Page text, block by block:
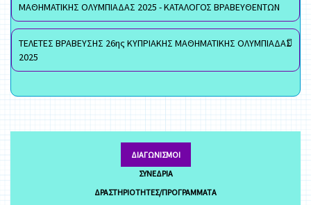
ΜΑΘΗΜΑΤΙΚΗΣ ΟΛΥΜΠΙΑΔΑΣ 2025 - ΚΑΤΑΛΟΓΟΣ ΒΡΑΒΕΥΘΕΝΤΩΝ
ΤΕΛΕΤΕΣ ΒΡΑΒΕΥΣΗΣ 26ης ΚΥΠΡΙΑΚΗΣ ΜΑΘΗΜΑΤΙΚΗΣ ΟΛΥΜΠΙΑΔΑΣ
2025
ΔΙΑΓΩΝΙΣΜΟΊ
ΣΥΝΈΔΡΙΑ
ΔΡΑΣΤΗΡΙΌΤΗΤΕΣ/ΠΡΟΓΡΆΜΜΑΤΑ